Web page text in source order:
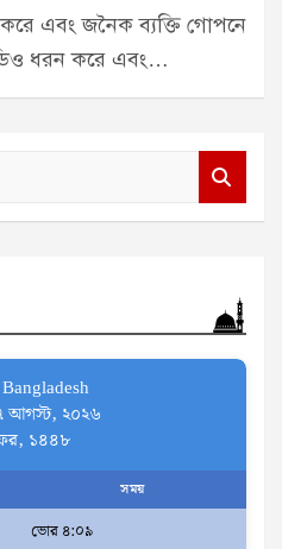
এবং জনৈক ব্যক্তি গোপনে
ধরন করে এবং…
আগস্ট, ২০২৬
১৪৪৮
সময়
ভোর ৪:০৯